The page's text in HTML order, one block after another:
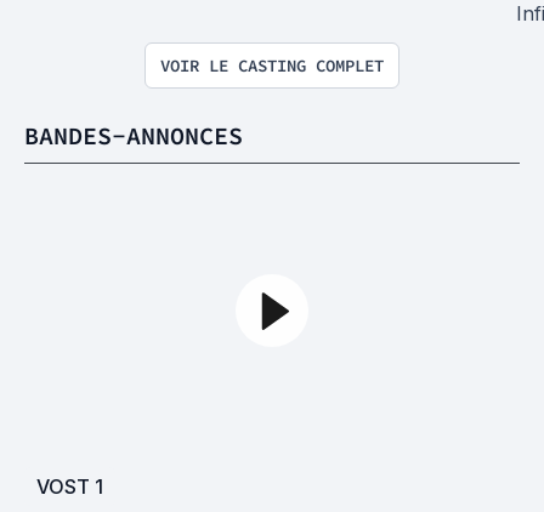
VOIR LE CASTING COMPLET
BANDES-ANNONCES
VOST 1